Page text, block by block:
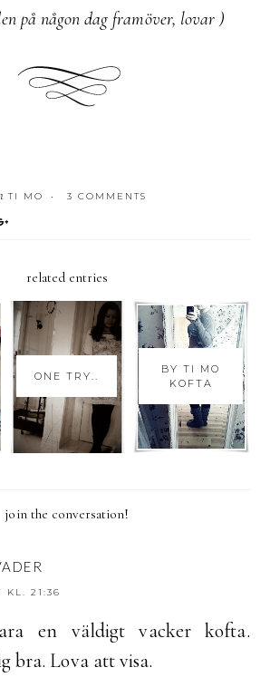
på någon dag framöver, lovar )
TI MO • 3 COMMENTS
related entries
ONE TRY..
BY TI MO
KOFTA
join the conversation!
KL. 21:36
en väldigt vacker kofta.
bra. Lova att visa.